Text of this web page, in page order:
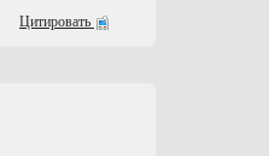
Цитировать